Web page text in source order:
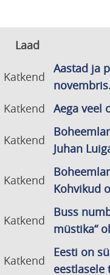
Laad
Katkend
Aastad ja
Katkend Aega veel
Katkend
Juhan
Katkend
Kohvikud
Katkend
Buss
müstika“
Katkend
Eesti on
eestlasele